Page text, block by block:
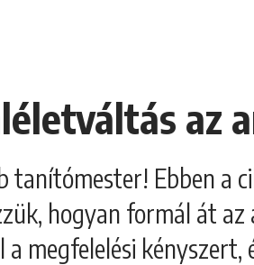
az
Ebben a
hogyan formál át
megfelelési